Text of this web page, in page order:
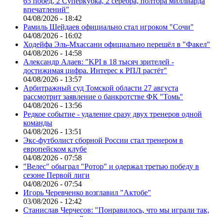
впечатлений"
04/08/2026 - 18:42
Рамиль Шейдаев официально стал игроком "Сочи"
04/08/2026 - 16:02
Ходейфа Эль-Мхассани официально перешёл в "Факел"
04/08/2026 - 14:58
Александр Алаев: "KPI в 18 тысяч зрителей -
достижимая цифра. Интерес к РПЛ растёт"
04/08/2026 - 13:57
Арбитражный суд Томской области 27 августа
рассмотрит заявление о банкротстве ФК "Томь"
04/08/2026 - 13:56
Редкое событие - удаление сразу двух тренеров одной
команды
04/08/2026 - 13:51
Экс-футболист сборной России стал тренером в
европейском клубе
04/08/2026 - 07:58
"Велес" обыграл "Ротор" и одержал третью победу в
сезоне Первой лиги
04/08/2026 - 07:54
Игорь Черевченко возглавил "Актобе"
03/08/2026 - 12:42
Станислав Черчесов: "Понравилось, что мы играли так,